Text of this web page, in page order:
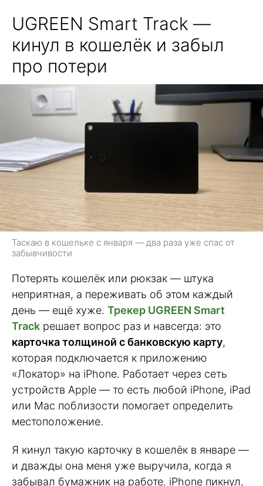
UGREEN Smart Track —
кинул в кошелёк и забыл
про потери
Таскаю в кошельке с января — два раза уже спас от
забывчивости
Потерять кошелёк или рюкзак — штука
неприятная, а переживать об этом каждый
день — ещё хуже. Трекер UGREEN Smart
Track решает вопрос раз и навсегда: это
карточка толщиной с банковскую карту,
которая подключается к приложению
«Локатор» на iPhone. Работает через сеть
устройств Apple — то есть любой iPhone, iPad
или Mac поблизости помогает определить
местоположение.
Я кинул такую карточку в кошелёк в январе —
и дважды она меня уже выручила, когда я
забывал бумажник на работе. iPhone пикнул,